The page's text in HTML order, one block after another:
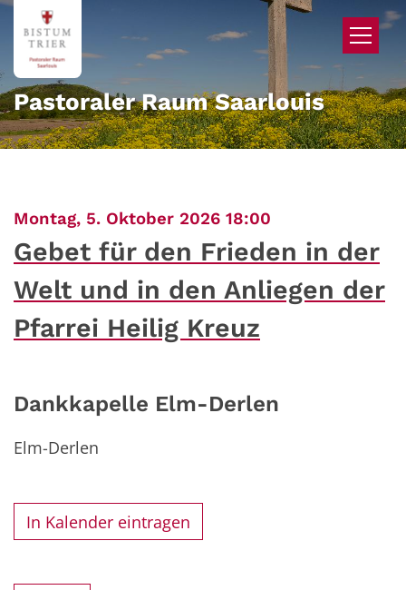
Zum Inhalt springen
Pastoraler Raum Saarlouis
Montag, 5. Oktober 2026 18:00
Gebet für den Frieden in der
Welt und in den Anliegen der
Pfarrei Heilig Kreuz
Dankkapelle Elm-Derlen
Elm-Derlen
In Kalender eintragen